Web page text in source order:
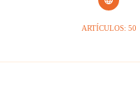
ARTÍCULOS: 50